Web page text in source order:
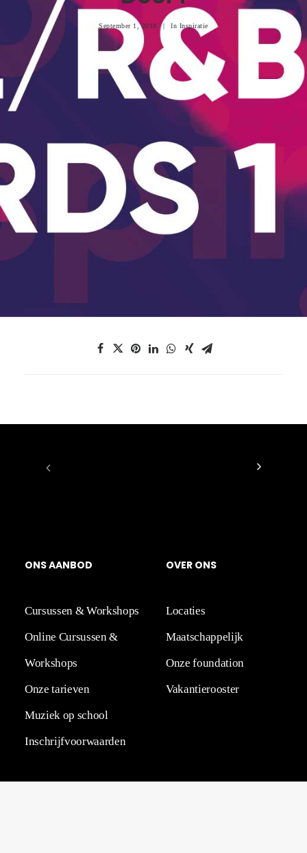
September 1, 2018 | In Inspiratie
ONSAANBOD
Cursussen & Workshops
Online Cursussen &
Workshops
Onze tarieven
Muziek op school
Inschrijfvoorwaarden
OVER ONS
Locaties
Maatschappelijk
Onze foundation
Vakantierooster